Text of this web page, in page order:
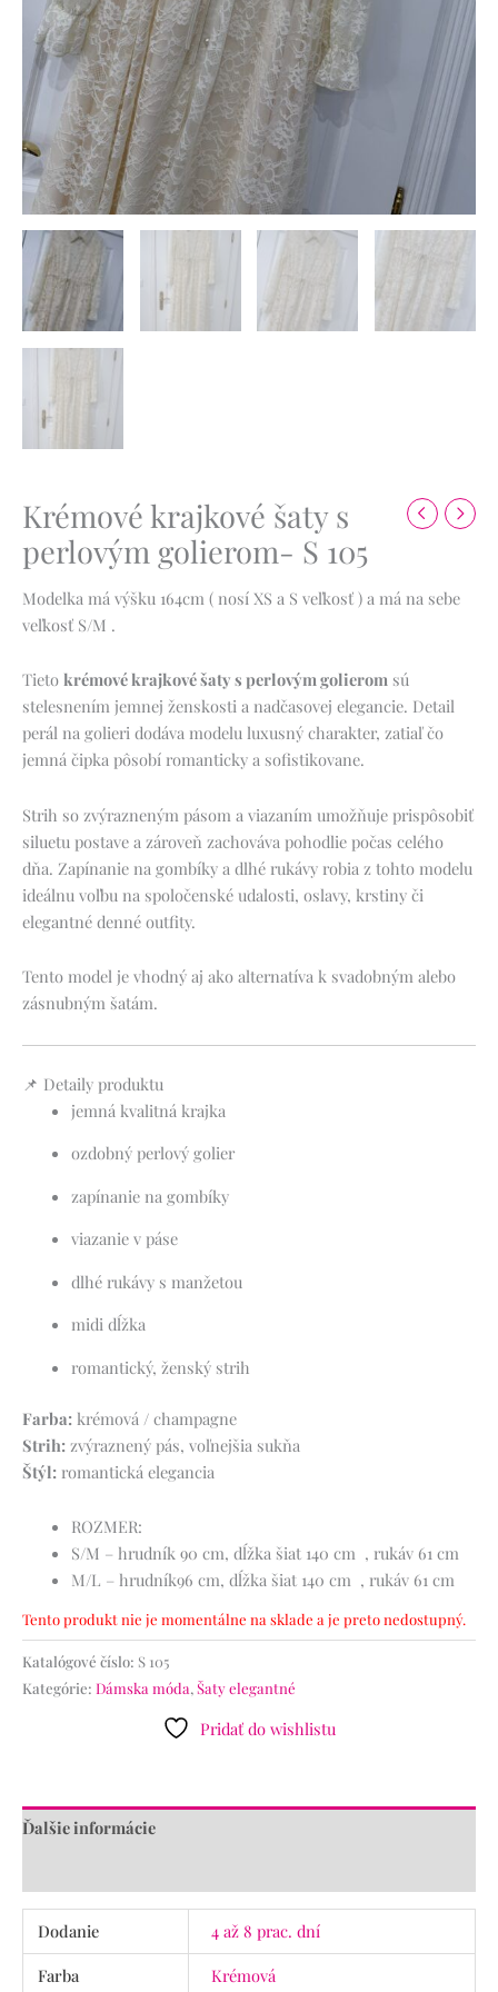
Krémové krajkové šaty s
perlovým golierom- S 105
Modelka má výšku 164cm ( nosí XS a S veľkosť ) a má na sebe
veľkosť S/M .
Tieto krémové krajkové šaty s perlovým golierom sú
stelesnením jemnej ženskosti a nadčasovej elegancie. Detail
perál na golieri dodáva modelu luxusný charakter, zatiaľ čo
jemná čipka pôsobí romanticky a sofistikovane.
Strih so zvýrazneným pásom a viazaním umožňuje prispôsobiť
siluetu postave a zároveň zachováva pohodlie počas celého
dňa. Zapínanie na gombíky a dlhé rukávy robia z tohto modelu
ideálnu voľbu na spoločenské udalosti, oslavy, krstiny či
elegantné denné outfity.
Tento model je vhodný aj ako alternatíva k svadobným alebo
zásnubným šatám.
📌 Detaily produktu
jemná kvalitná krajka
ozdobný perlový golier
zapínanie na gombíky
viazanie v páse
dlhé rukávy s manžetou
midi dĺžka
romantický, ženský strih
Farba: krémová / champagne
Strih: zvýraznený pás, voľnejšia sukňa
Štýl: romantická elegancia
ROZMER:
S/M – hrudník 90 cm, dĺžka šiat 140 cm , rukáv 61 cm
M/L – hrudník96 cm, dĺžka šiat 140 cm , rukáv 61 cm
Tento produkt nie je momentálne na sklade a je preto nedostupný.
Katalógové číslo: S 105
Kategórie: Dámska móda,Šaty elegantné
Pridať do wishlistu
Ďalšie informácie
Dodanie
4 až 8 prac. dní
Farba
Krémová